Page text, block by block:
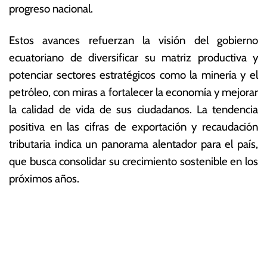
progreso nacional.
Estos avances refuerzan la visión del gobierno
ecuatoriano de diversificar su matriz productiva y
potenciar sectores estratégicos como la minería y el
petróleo, con miras a fortalecer la economía y mejorar
la calidad de vida de sus ciudadanos. La tendencia
positiva en las cifras de exportación y recaudación
tributaria indica un panorama alentador para el país,
que busca consolidar su crecimiento sostenible en los
próximos años.